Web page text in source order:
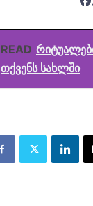
READ
თქვენს სახლში